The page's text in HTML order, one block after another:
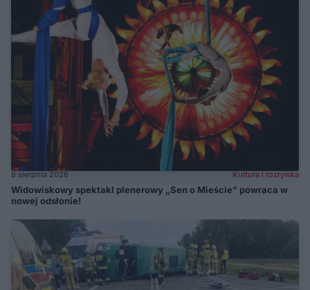
8 sierpnia 2026 Kultura i rozrywka
Widowiskowy spektakl plenerowy „Sen o Mieście” powraca w
nowej odsłonie!